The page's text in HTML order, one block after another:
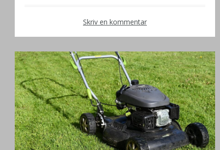
Skriv en kommentar